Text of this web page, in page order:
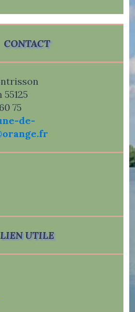
CONTACT
75
de-
LIEN UTILE